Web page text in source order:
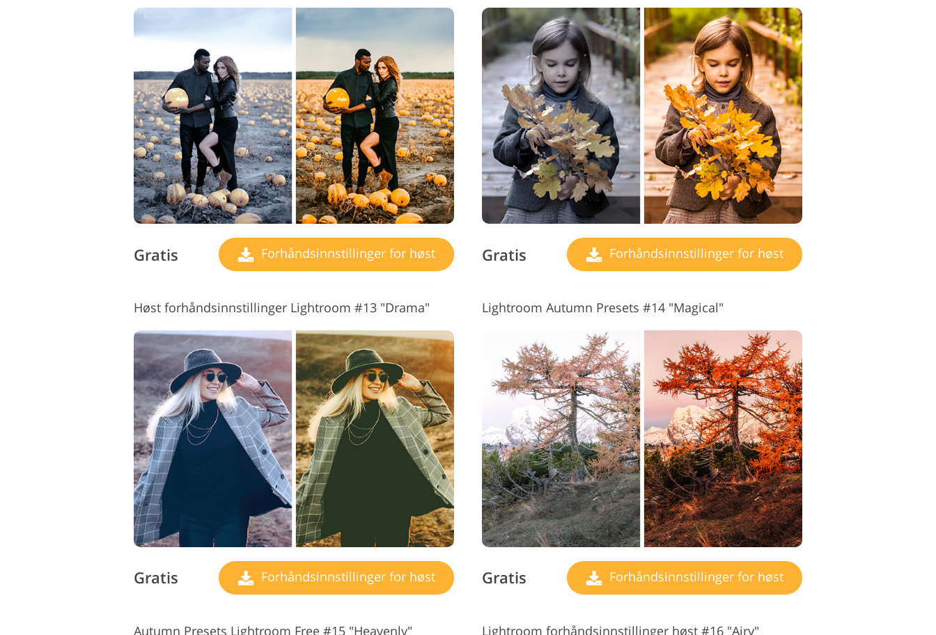
Gratis Forhåndsinnstillinger for høst Gratis Forhåndsinnstillinger for høst
Høst forhåndsinnstillinger Lightroom #13 "Drama"
Gratis Forhåndsinnstillinger for høst
Lightroom Autumn Presets #14 "Magical"
Gratis Forhåndsinnstillinger for høst
Autumn Presets Lightroom Free #15 "Heavenly" Lightroom forhåndsinnstillinger høst #16 "Airy"